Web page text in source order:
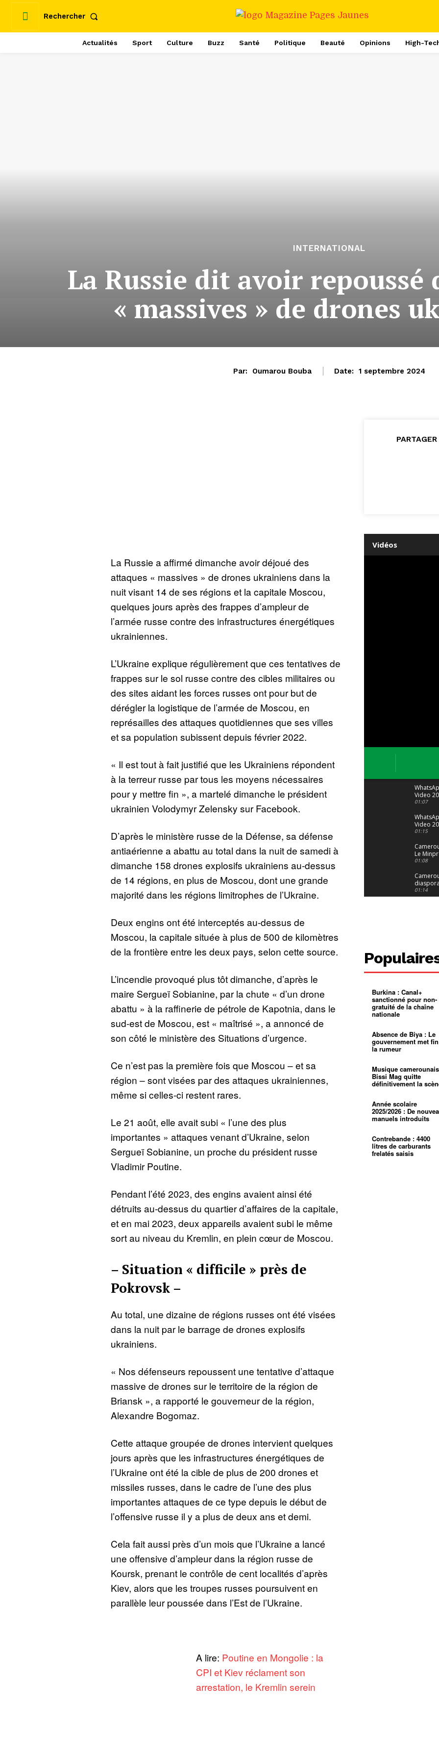
Rechercher
Actualités Sport Culture Buzz Santé Politique Beauté Opinions High-
INTERNATIONAL
La Russie dit avoir repoussé
« massives » de drones
Par: Oumarou Bouba Date: 1 septembre 2024
La Russie a affirmé dimanche avoir déjoué des
attaques « massives » de drones ukrainiens dans la
nuit visant 14 de ses régions et la capitale Moscou,
quelques jours après des frappes d’ampleur de
l’armée russe contre des infrastructures énergétiques
ukrainiennes.
L’Ukraine explique régulièrement que ces tentatives de
frappes sur le sol russe contre des cibles militaires ou
des sites aidant les forces russes ont pour but de
dérégler la logistique de l’armée de Moscou, en
représailles des attaques quotidiennes que ses villes
et sa population subissent depuis février 2022.
« Il est tout à fait justifié que les Ukrainiens répondent
à la terreur russe par tous les moyens nécessaires
pour y mettre fin », a martelé dimanche le président
ukrainien Volodymyr Zelensky sur Facebook.
D’après le ministère russe de la Défense, sa défense
antiaérienne a abattu au total dans la nuit de samedi à
dimanche 158 drones explosifs ukrainiens au-dessus
de 14 régions, en plus de Moscou, dont une grande
majorité dans les régions limitrophes de l’Ukraine.
Deux engins ont été interceptés au-dessus de
Moscou, la capitale située à plus de 500 de kilomètres
de la frontière entre les deux pays, selon cette source.
L’incendie provoqué plus tôt dimanche, d’après le
maire Sergueï Sobianine, par la chute « d’un drone
abattu » à la raffinerie de pétrole de Kapotnia, dans le
sud-est de Moscou, est « maîtrisé », a annoncé de
son côté le ministère des Situations d’urgence.
Ce n’est pas la première fois que Moscou – et sa
région – sont visées par des attaques ukrainiennes,
même si celles-ci restent rares.
Le 21 août, elle avait subi « l’une des plus
importantes » attaques venant d’Ukraine, selon
Sergueï Sobianine, un proche du président russe
Vladimir Poutine.
Pendant l’été 2023, des engins avaient ainsi été
détruits au-dessus du quartier d’affaires de la capitale,
et en mai 2023, deux appareils avaient subi le même
sort au niveau du Kremlin, en plein cœur de Moscou.
– Situation « difficile » près de
Pokrovsk –
Au total, une dizaine de régions russes ont été visées
dans la nuit par le barrage de drones explosifs
ukrainiens.
« Nos défenseurs repoussent une tentative d’attaque
massive de drones sur le territoire de la région de
Briansk », a rapporté le gouverneur de la région,
Alexandre Bogomaz.
Cette attaque groupée de drones intervient quelques
jours après que les infrastructures énergétiques de
l’Ukraine ont été la cible de plus de 200 drones et
missiles russes, dans le cadre de l’une des plus
importantes attaques de ce type depuis le début de
l’offensive russe il y a plus de deux ans et demi.
Cela fait aussi près d’un mois que l’Ukraine a lancé
une offensive d’ampleur dans la région russe de
Koursk, prenant le contrôle de cent localités d’après
Kiev, alors que les troupes russes poursuivent en
parallèle leur poussée dans l’Est de l’Ukraine.
A lire: Poutine en Mongolie : la
CPI et Kiev réclament son
arrestation, le Kremlin serein
Vidéos
Video
04 at 15
01:07
Video
29 at 12
01:15
Le
alerte
jeunes
01:08
suivra-t-
l’appel
01:14
400 000
pasteur
L’État
d’or
Entre
mentale
01:12
à
mettra-
01:12
Mouelle
dernier
voyage
Burkina : Canal+
sanctionné pour non-
gratuité de la chaîne
nationale
Absence de Biya : Le
gouvernement met
la rumeur
Musique
Bissi Mag quitte
définitivement la
Année scolaire
2025/2026 : De
manuels introduits
Contrebande : 4400
litres de carburants
frelatés saisis